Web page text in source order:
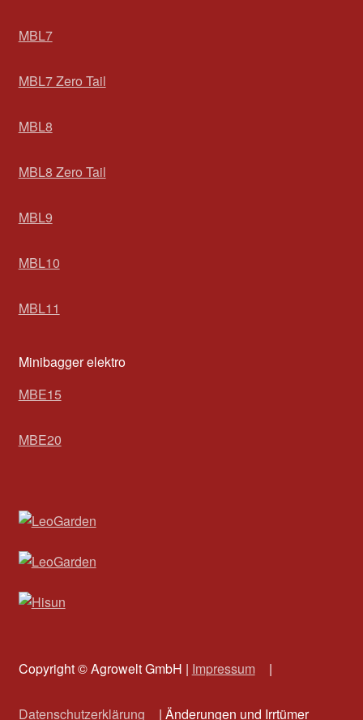
MBL7
MBL7 Zero Tail
MBL8
MBL8 Zero Tail
MBL9
MBL10
MBL11
Minibagger elektro
MBE15
MBE20
Copyright © Agrowelt GmbH | Impressum |
Datenschutzerklärung | Änderungen und Irrtümer